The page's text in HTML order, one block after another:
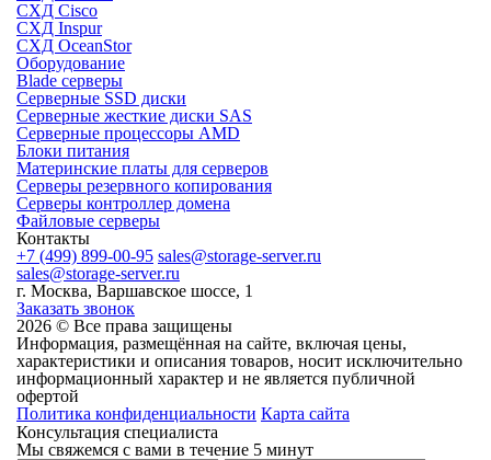
СХД Cisco
СХД Inspur
СХД OceanStor
Оборудование
Blade серверы
Серверные SSD диски
Cерверные жесткие диски SAS
Серверные процессоры AMD
Блоки питания
Материнские платы для серверов
Серверы резервного копирования
Серверы контроллер домена
Файловые серверы
Контакты
+7 (499) 899-00-95 sales@storage-server.ru
sales@storage-server.ru
г. Москва, Варшавское шоссе, 1
Заказать звонок
2026 © Все права защищены
Информация, размещённая на сайте, включая цены,
характеристики и описания товаров, носит исключительно
информационный характер и не является публичной
офертой
Политика конфиденциальности Карта сайта
Консультация специалиста
Мы свяжемся с вами в течение 5 минут